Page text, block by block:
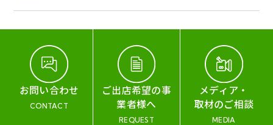
お問い合わせ
CONTACT
ご出店希望の事
業者様へ
REQUEST
メディア・
取材のご相談
MEDIA